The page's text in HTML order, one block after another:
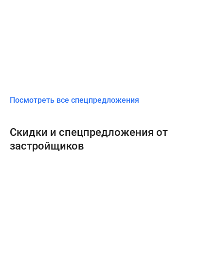
Посмотреть все спецпредложения
Скидки и спецпредложения от
застройщиков